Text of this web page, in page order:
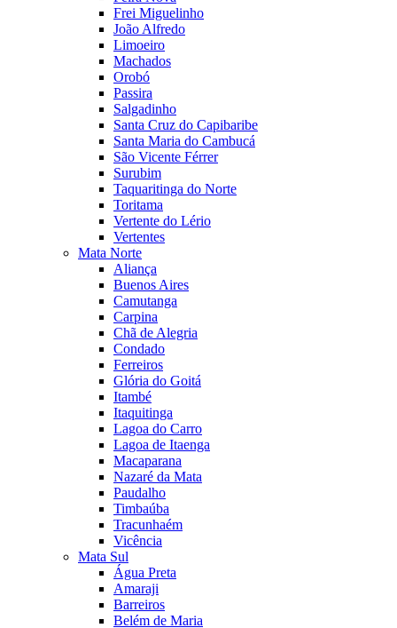
Frei Miguelinho
João Alfredo
Limoeiro
Machados
Orobó
Passira
Salgadinho
Santa Cruz do Capibaribe
Santa Maria do Cambucá
São Vicente Férrer
Surubim
Taquaritinga do Norte
Toritama
Vertente do Lério
Vertentes
Mata Norte
Aliança
Buenos Aires
Camutanga
Carpina
Chã de Alegria
Condado
Ferreiros
Glória do Goitá
Itambé
Itaquitinga
Lagoa do Carro
Lagoa de Itaenga
Macaparana
Nazaré da Mata
Paudalho
Timbaúba
Tracunhaém
Vicência
Mata Sul
Água Preta
Amaraji
Barreiros
Belém de Maria